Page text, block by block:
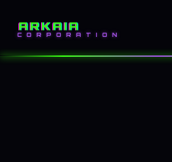
ARKAIA
CORPORATION